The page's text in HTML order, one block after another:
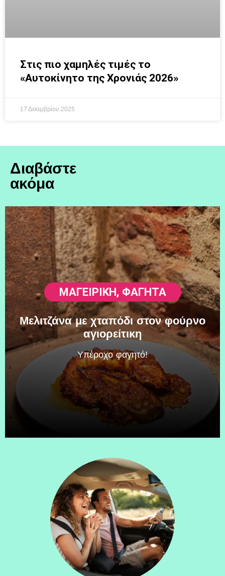
Στις πιο χαμηλές τιμές το
«Αυτοκίνητο της Χρονιάς 2026»
17 Δεκεμβρίου 2025
Διαβάστε
ακόμα
ΜΑΓΕΙΡΙΚΗ, ΦΑΓΗΤΆ
Μελιτζάνα με χταπόδι στον φούρνο
αγιορείτικη
Υπέροχο φαγητό!